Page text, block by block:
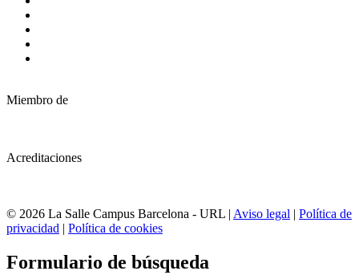
Miembro de
Acreditaciones
© 2026 La Salle Campus Barcelona - URL | Aviso legal | Política de
privacidad | Política de cookies
Formulario de búsqueda